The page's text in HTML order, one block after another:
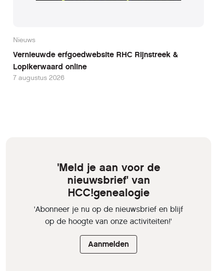
Nieuws
Vernieuwde erfgoedwebsite RHC Rijnstreek &
Lopikerwaard online
7 augustus 2026
'Meld je aan voor de
nieuwsbrief' van
HCC!genealogie
'Abonneer je nu op de nieuwsbrief en blijf
op de hoogte van onze activiteiten!'
Aanmelden